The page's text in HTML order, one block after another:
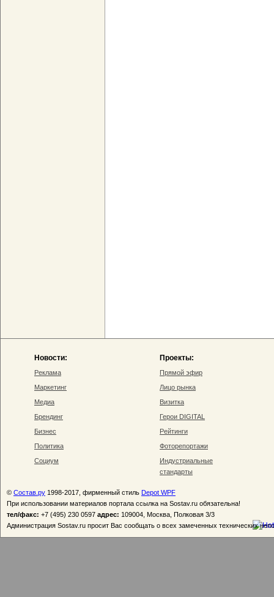
Новости:
Реклама
Маркетинг
Медиа
Брендинг
Бизнес
Политика
Социум
Проекты:
Прямой эфир
Лицо рынка
Визитка
Герои DIGITAL
Рейтинги
Фоторепортажи
Индустриальные
стандарты
© Состав.ру 1998-2017, фирменный стиль Depot WPF
При использовании материалов портала ссылка на Sostav.ru обязательна!
тел/факс: +7 (495) 230 0597 адрес: 109004, Москва, Полковая 3/3
Администрация Sostav.ru просит Вас сообщать о всех замеченных технических